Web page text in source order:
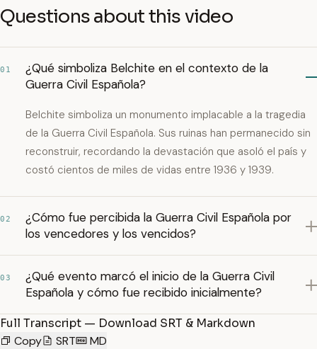
Questions about this video
01
¿Qué simboliza Belchite en el contexto de la
Guerra Civil Española?
Belchite simboliza un monumento implacable a la tragedia
de la Guerra Civil Española. Sus ruinas han permanecido sin
reconstruir, recordando la devastación que asoló el país y
costó cientos de miles de vidas entre 1936 y 1939.
02
¿Cómo fue percibida la Guerra Civil Española por
los vencedores y los vencidos?
03
¿Qué evento marcó el inicio de la Guerra Civil
Española y cómo fue recibido inicialmente?
Full Transcript — Download SRT & Markdown
Copy
SRT MD